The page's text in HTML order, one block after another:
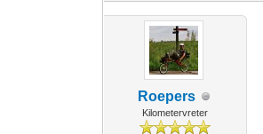
Roepers
Kilometervreter